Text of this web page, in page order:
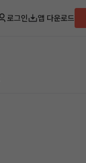
로그인 앱 다운로드